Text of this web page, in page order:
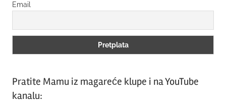
Email
Pratite Mamu iz magareće klupe i na YouTube
kanalu: